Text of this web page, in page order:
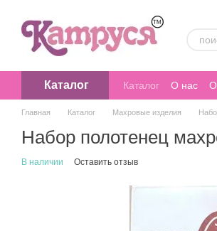
Каталог Каталог О нас
Главная Каталог Махровые изделия
Набор полотенец
В наличии Оставить отзыв